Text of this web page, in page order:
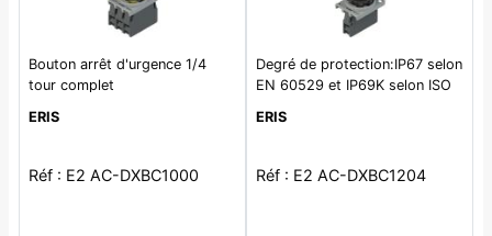
Bouton arrêt d'urgence 1/4
tour complet
ERIS
Réf : E2 AC-DXBC1000
Degré de protection:IP67 selon
EN 60529 et IP69K selon ISO
ERIS
Réf : E2 AC-DXBC1204